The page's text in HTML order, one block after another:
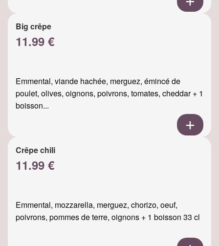
Big crêpe
11.99 €
Emmental, viande hachée, merguez, émincé de
poulet, olives, oignons, poivrons, tomates, cheddar + 1
boisson...
Crêpe chili
11.99 €
Emmental, mozzarella, merguez, chorizo, oeuf,
poivrons, pommes de terre, oignons + 1 boisson 33 cl